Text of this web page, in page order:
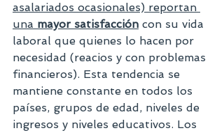
asalariados ocasionales) reportan
una mayor satisfacción con su vida
laboral que quienes lo hacen por
necesidad (reacios y con problemas
financieros). Esta tendencia se
mantiene constante en todos los
países, grupos de edad, niveles de
ingresos y niveles educativos. Los